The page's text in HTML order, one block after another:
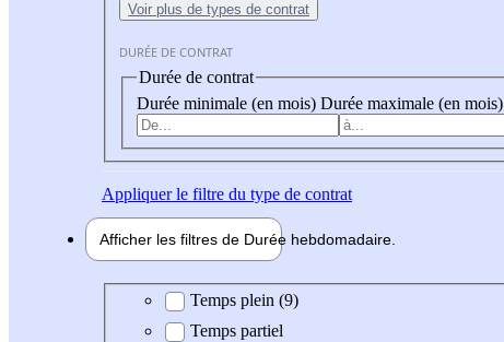
Voir plus de types de contrat
DURÉE DE CONTRAT
Durée de contrat
Durée minimale (en mois) Durée maximale (en mois)
Appliquerle filtre du type de contrat
Afficher les filtres de Durée hebdomadaire
Durée hebdomadaire
Temps plein (9)
Temps partiel